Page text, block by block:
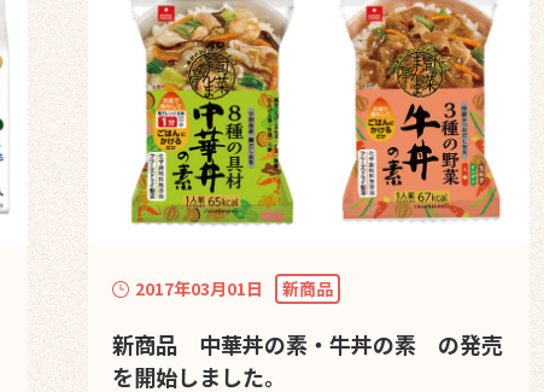
2017年03月01日 新商品
新商品 中華丼の素・牛丼の素 の発売
を開始しました。